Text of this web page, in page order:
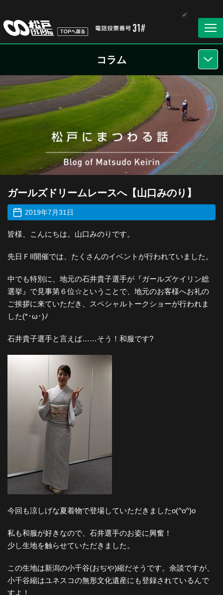
コラム
ガールズドリームレースへ【山口みのり】
2019年7月31日
皆様、こんにちは。山口みのりです。
先日ＦII開催では、たくさんのイベントが行われていました。
中でも特別に、地元の石井貴子選手が『ガールズケイリン総
選挙』で見事第６位☆ということで、地元のお客様へお礼の
ご挨拶に来ていただき、スペシャルトークショーが行われま
した(*･ω･)ﾉ
石井貴子選手と言えば……そう！和服です?
今回も涼しげな夏着物で登場していただきましたo(^o^)o
私も和服が好きなので、石井選手のお姿に興奮！
少し生地を触らせていただきました。
この生地は新潟の小千谷(おぢや)縮だそうです。余談ですが、
小千谷縮はユネスコの無形文化遺産にも登録されているんで
すよ！